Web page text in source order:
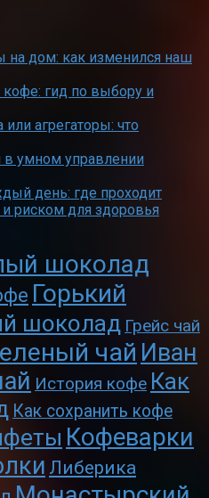
на дом: как изменился наш
гид по выбору и
агрегаторы: что
умном управлении
день: где проходит
риском для здоровья
шоколад
Горький
шоколад Грейс чай
чай Иван
История кофе Как
Как сохранить кофе
Кофеварки
Либерика